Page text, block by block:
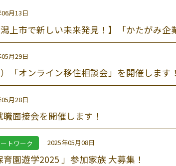
月13日
上市で新しい未来発見！】「かたがみ
月29日
「オンライン移住相談会」を開催します！
月28日
面接会を開催します！
トワーク 2025年05月08日
園遊学2025 」参加家族 大募集！